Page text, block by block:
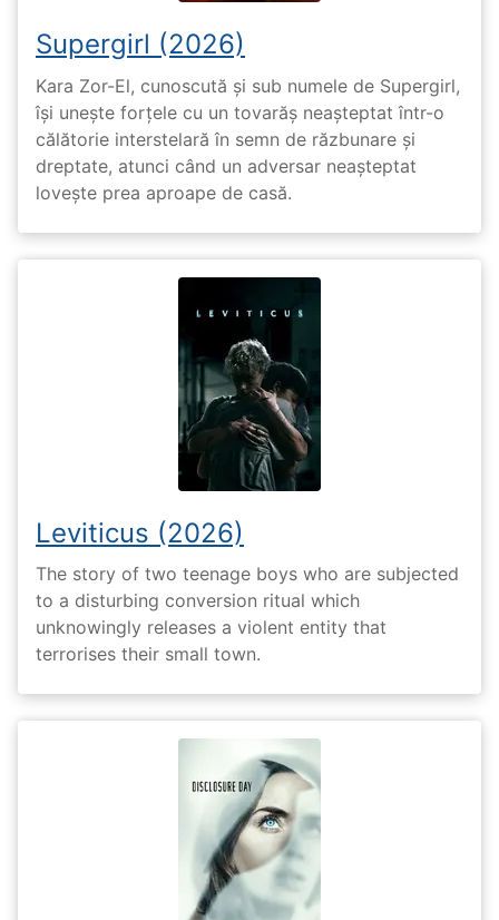
Supergirl (2026)
Kara Zor-El, cunoscută și sub numele de Supergirl,
își unește forțele cu un tovarăș neașteptat într-o
călătorie interstelară în semn de răzbunare și
dreptate, atunci când un adversar neașteptat
lovește prea aproape de casă.
Leviticus (2026)
The story of two teenage boys who are subjected
to a disturbing conversion ritual which
unknowingly releases a violent entity that
terrorises their small town.